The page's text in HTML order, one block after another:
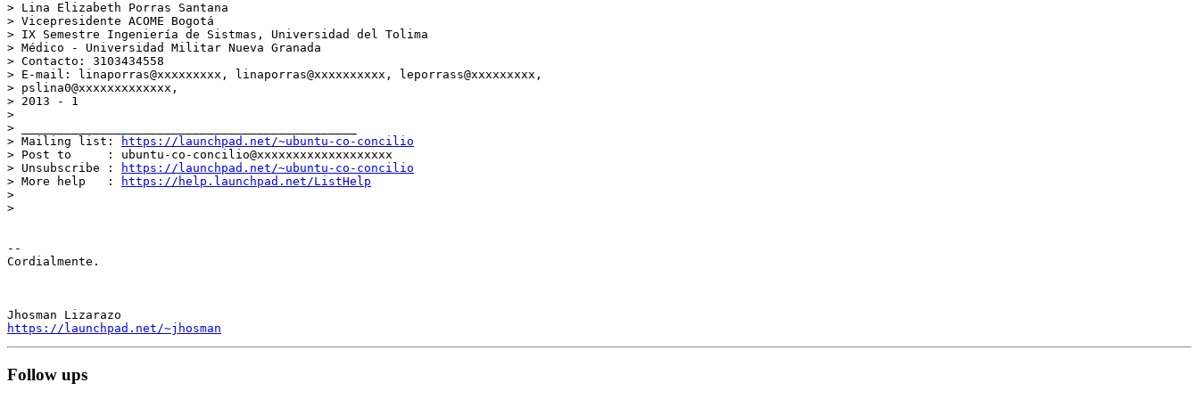
> Lina Elizabeth Porras Santana
> Vicepresidente ACOME Bogotá
> IX Semestre Ingeniería de Sistmas, Universidad del Tolima
> Médico - Universidad Militar Nueva Granada
> Contacto: 3103434558
> E-mail: linaporras@xxxxxxxxx, linaporras@xxxxxxxxxx, leporrass@xxxxxxxxx,
> pslina0@xxxxxxxxxxxxx,
> 2013 - 1
>
> _______________________________________________
> Mailing list:
https://launchpad.net/~ubuntu-co-concilio
> Post to     : ubuntu-co-concilio@xxxxxxxxxxxxxxxxxxx
> Unsubscribe :
https://launchpad.net/~ubuntu-co-concilio
> More help   :
https://help.launchpad.net/ListHelp
>
>
--
Cordialmente.
https://launchpad.net/~jhosman
Follow ups